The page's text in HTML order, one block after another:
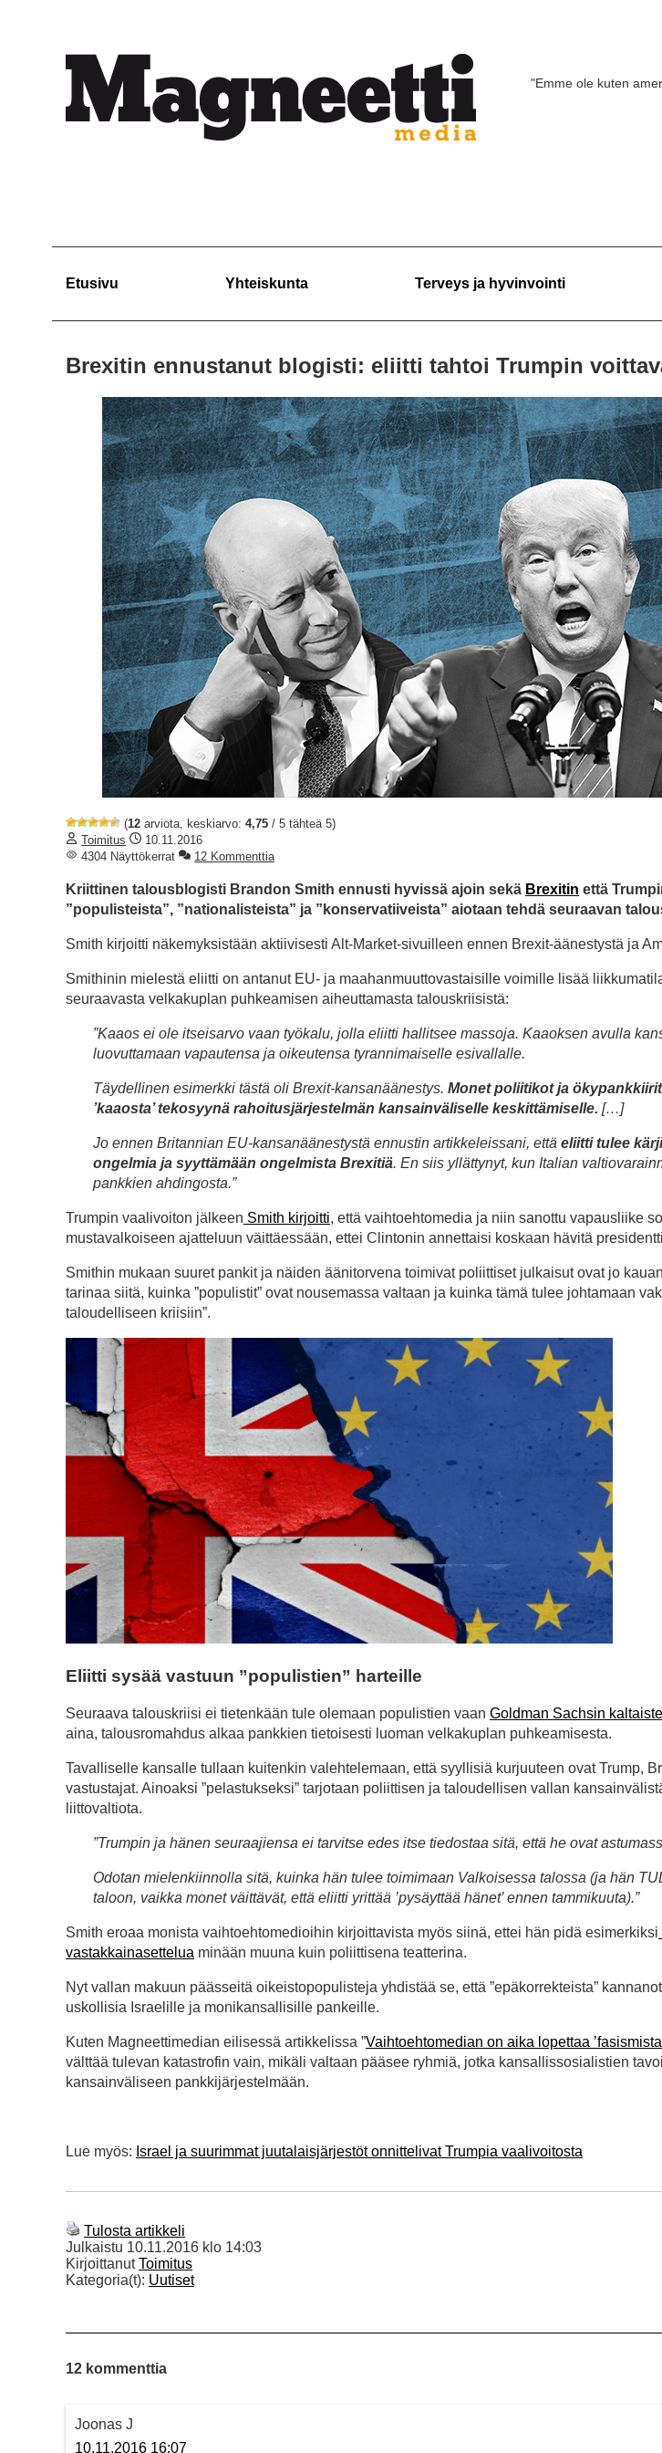
"Emme ole kuten
Etusivu Yhteiskunta Terveys ja hyvinvointi
Brexitin ennustanut blogisti: eliitti tahtoi Trumpin
(12 arviota, keskiarvo: 4,75 / 5 tähteä 5)
Toimitus
10.11.2016
4304 Näyttökerrat
12 Kommenttia
Kriittinen talousblogisti Brandon Smith ennusti hyvissä ajoin sekä Brexitin että
”populisteista”, ”nationalisteista” ja ”konservatiiveista” aiotaan tehdä seuraavan
Smith kirjoitti näkemyksistään aktiivisesti Alt-Market-sivuilleen ennen Brexit-äänestystä ja
Smithinin mielestä eliitti on antanut EU- ja maahanmuuttovastaisille voimille lisää
seuraavasta velkakuplan puhkeamisen aiheuttamasta talouskriisistä:
”Kaaos ei ole itseisarvo vaan työkalu, jolla eliitti hallitsee massoja. Kaaoksen avulla
luovuttamaan vapautensa ja oikeutensa tyrannimaiselle esivallalle.
Täydellinen esimerkki tästä oli Brexit-kansanäänestys. Monet poliitikot ja
’kaaosta’ tekosyynä rahoitusjärjestelmän kansainväliselle keskittämiselle. […]
Jo ennen Britannian EU-kansanäänestystä ennustin artikkeleissani, että eliitti tulee
ongelmia ja syyttämään ongelmista Brexitiä. En siis yllättynyt, kun Italian
pankkien ahdingosta.”
Trumpin vaalivoiton jälkeen Smith kirjoitti, että vaihtoehtomedia ja niin sanottu vapausliike
mustavalkoiseen ajatteluun väittäessään, ettei Clintonin annettaisi koskaan hävitä
Smithin mukaan suuret pankit ja näiden äänitorvena toimivat poliittiset julkaisut ovat jo
tarinaa siitä, kuinka ”populistit” ovat nousemassa valtaan ja kuinka tämä tulee johtamaan
taloudelliseen kriisiin”.
Eliitti sysää vastuun ”populistien” harteille
Seuraava talouskriisi ei tietenkään tule olemaan populistien vaan Goldman Sachsin
aina, talousromahdus alkaa pankkien tietoisesti luoman velkakuplan puhkeamisesta.
Tavalliselle kansalle tullaan kuitenkin valehtelemaan, että syyllisiä kurjuuteen ovat Trump,
vastustajat. Ainoaksi ”pelastukseksi” tarjotaan poliittisen ja taloudellisen vallan
liittovaltiota.
”Trumpin ja hänen seuraajiensa ei tarvitse edes itse tiedostaa sitä, että he ovat
Odotan mielenkiinnolla sitä, kuinka hän tulee toimimaan Valkoisessa talossa (ja hän
taloon, vaikka monet väittävät, että eliitti yrittää ’pysäyttää hänet’ ennen tammikuuta).”
Smith eroaa monista vaihtoehtomedioihin kirjoittavista myös siinä, ettei hän pidä esimerkiksi
vastakkainasettelua minään muuna kuin poliittisena teatterina.
Nyt vallan makuun päässeitä oikeistopopulisteja yhdistää se, että ”epäkorrekteista”
uskollisia Israelille ja monikansallisille pankeille.
Kuten Magneettimedian eilisessä artikkelissa ”Vaihtoehtomedian on aika lopettaa
välttää tulevan katastrofin vain, mikäli valtaan pääsee ryhmiä, jotka kansallissosialistien
kansainväliseen pankkijärjestelmään.
Lue myös: Israel ja suurimmat juutalaisjärjestöt onnittelivat Trumpia vaalivoitosta
Tulosta artikkeli
Julkaistu 10.11.2016 klo 14:03
KirjoittanutToimitus
Kategoria(t): Uutiset
12 kommenttia
Joonas J
10.11.2016 16:07